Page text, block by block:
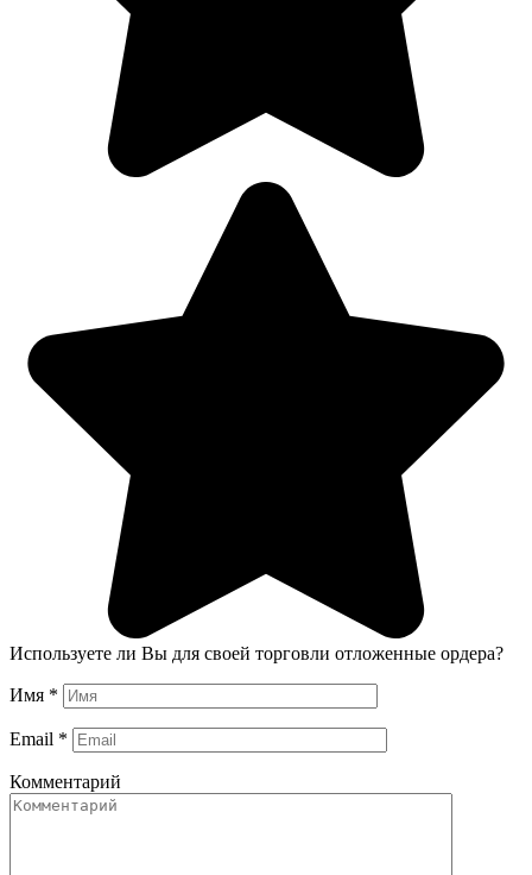
Используете ли Вы для своей торговли отложенные ордера?
Имя *
Email *
Комментарий